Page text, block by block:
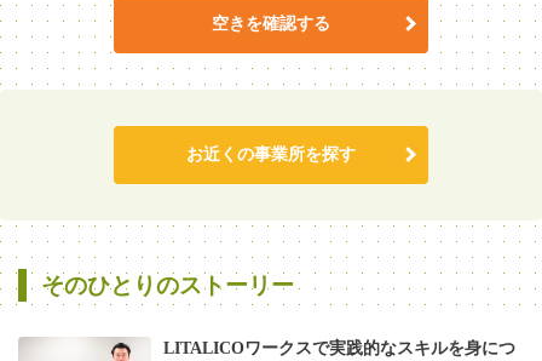
空きを確認する
お近くの事業所を探す
そのひとりのストーリー
LITALICOワークスで実践的なスキルを身につ